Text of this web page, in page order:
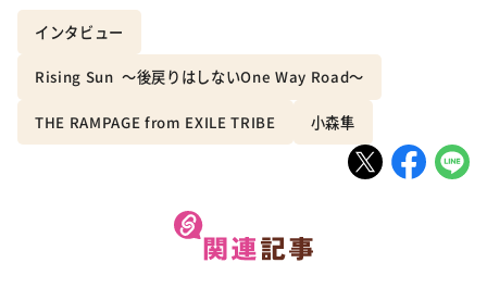
インタビュー
Rising Sun 〜後戻りはしないOne Way Road〜
THE RAMPAGE from EXILE TRIBE 小森隼